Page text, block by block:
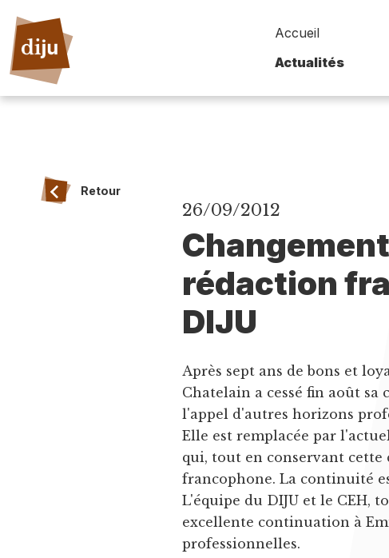
Accueil
Actualités
Retour
26/09/2012
rédaction
DIJU
Après sept ans de bons et
Chatelain a cessé fin août
l'appel d'autres horizons
Elle est remplacée par
qui, tout en conservant cette
francophone. La continuité
L'équipe du DIJU et le CEH,
excellente continuation à
professionnelles.